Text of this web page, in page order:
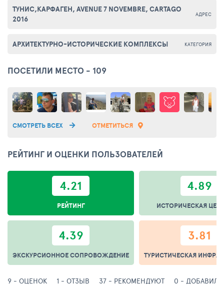
представлений.
АДРЕС
ТУНИС,КАРФАГЕН, AVENUE 7 NOVEMBRE, CARTAGO
2016
КАТЕГОРИЯ
АРХИТЕКТУРНО-ИСТОРИЧЕСКИЕ КОМПЛЕКСЫ
ПОСЕТИЛИ МЕСТО - 109
СМОТРЕТЬ ВСЕХ ОТМЕТИТЬСЯ
РЕЙТИНГ И ОЦЕНКИ ПОЛЬЗОВАТЕЛЕЙ
4.21
РЕЙТИНГ
4.89
ИСТОРИЧЕСКАЯ
4.39
ЭКСКУРСИОННОЕ СОПРОВОЖДЕНИЕ
3.81
ТУРИСТИЧЕСКАЯ
9 - ОЦЕНОК 1 - ОТЗЫВ 37 - РЕКОМЕНДУЮТ 0 -